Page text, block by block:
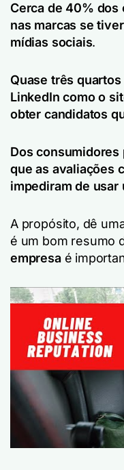
Cerca de 40% dos
nas marcas se
mídias sociais.
Quase três
LinkedIn como o
obter candidatos
Dos
que as avaliações
impediram de usar
A propósito, dê
é um bom resumo
empresaé